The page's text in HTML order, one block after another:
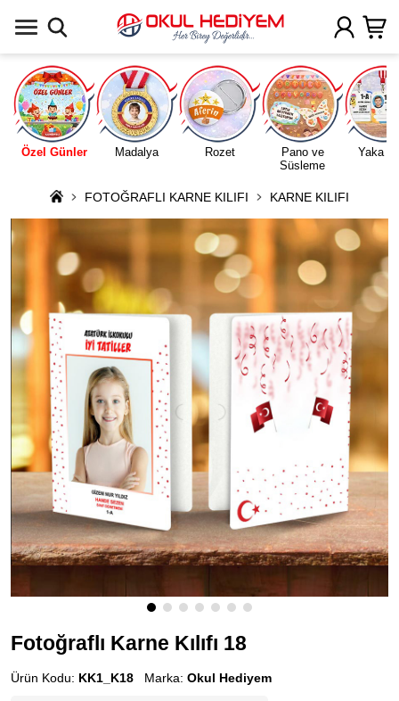
Özel Günler Madalya Rozet
Pano ve
Süsleme
Yaka
FOTOĞRAFLI KARNE KILIFI KARNE KILIFI
Fotoğraflı Karne Kılıfı 18
Ürün Kodu: KK1_K18 Marka: Okul Hediyem
Uygulamada Aç